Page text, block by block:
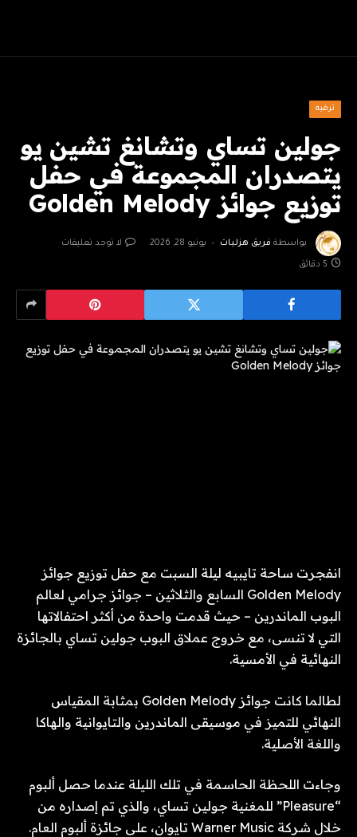
ترفيه
جولين تساي وتشانغ تشين يو
يتصدران المجموعة في حفل
توزيع جوائز Golden Melody
بواسطة فريق هزليات يونيو 28, 2026 لا توجد تعليقات
5 دقائق
انفجرت ساحة تايبيه ليلة السبت مع حفل توزيع جوائز
Golden Melody السابع والثلاثين – جوائز جرامي لعالم
البوب ​​​​الماندرين – حيث قدمت واحدة من أكثر احتفالاتها
التي لا تنسى، مع خروج عملاق البوب ​​جولين تساي بالجائزة
النهائية في الأمسية.
لطالما كانت جوائز Golden Melody بمثابة المقياس
النهائي للتميز في موسيقى الماندرين والتايوانية والهاكا
واللغة الأصلية.
وجاءت اللحظة الحاسمة في تلك الليلة عندما حصل ألبوم
“Pleasure” للمغنية جولين تساي، والذي تم إصداره من
خلال شركة Warner Music تايوان، على جائزة ألبوم العام.